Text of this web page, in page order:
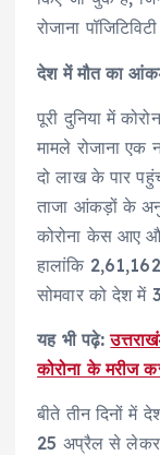
रोजाना
देश में मौत का
पूरी दुनिया में
मामले रोजाना एक
दो लाख के पार
ताजा आंकड़ों के
कोरोना केस आए
हालांकि
सोमवार को देश
यह भी पढ़े:
कोरोना के मरीज
बीते तीन दिनों में
25 अप्रैल से